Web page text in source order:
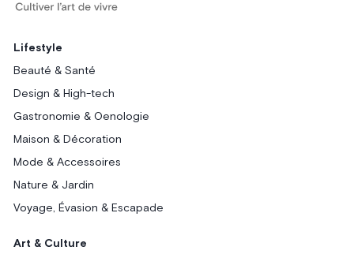
Lifestyle
Beauté & Santé
Design & High-tech
Gastronomie & Oenologie
Maison & Décoration
Mode & Accessoires
Nature & Jardin
Voyage, Évasion & Escapade
Art & Culture